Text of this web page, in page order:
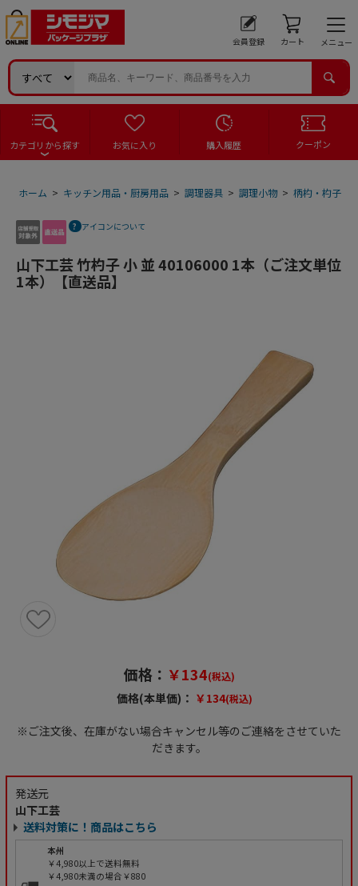
会員登録 カート メニュー
カテゴリから探す お気に入り 購入履歴 クーポン
ホーム > キッチン用品・厨房用品 > 調理器具 > 調理小物 > 柄杓・杓子
アイコンについて
山下工芸 竹杓子 小 並 40106000 1本（ご注文単位
1本）【直送品】
価格： ￥134(税込)
価格(本単価)： ￥134(税込)
※ご注文後、在庫がない場合キャンセル等のご連絡をさせていた
だきます。
発送元
山下工芸
送料対策に！商品はこちら
本州
￥4,980以上で送料無料
￥4,980未満の場合￥880